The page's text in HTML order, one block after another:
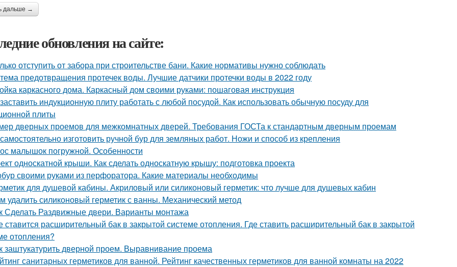
дальше →
обновления на сайте:
отступить от забора при строительстве бани. Какие нормативы нужно соблюдать
предотвращения протечек воды. Лучшие датчики протечки воды в 2022 году
каркасного дома. Каркасный дом своими руками: пошаговая инструкция
индукционную плиту работать с любой посудой. Как использовать обычную посуду для
плиты
дверных проемов для межкомнатных дверей. Требования ГОСТа к стандартным дверным проемам
изготовить ручной бур для земляных работ. Ножи и способ из крепления
малышок погружной. Особенности
односкатной крыши. Как сделать односкатную крышу: подготовка проекта
своими руками из перфоратора. Какие материалы необходимы
для душевой кабины. Акриловый или силиконовый герметик: что лучше для душевых кабин
удалить силиконовый герметик с ванны. Механический метод
Сделать Раздвижные двери. Варианты монтажа
ставится расширительный бак в закрытой системе отопления. Где ставить расширительный бак в закрытой
отопления?
заштукатурить дверной проем. Выравнивание проема
санитарных герметиков для ванной. Рейтинг качественных герметиков для ванной комнаты на 2022